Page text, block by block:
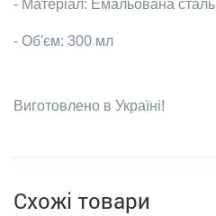
- Матеріал: Емальована сталь
- Об'єм: 300 мл
Виготовлено в Україні!
Схожі товари